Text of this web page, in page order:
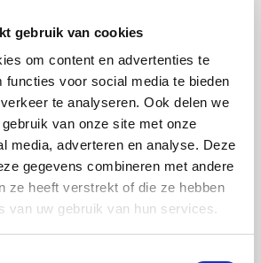
gebruik van cookies
om content en advertenties te
functies voor social media te bieden
te analyseren. Ook delen we
van onze site met onze
media, adverteren en analyse. Deze
gegevens combineren met andere
ze heeft verstrekt of die ze hebben
van uw gebruik van hun services.
en snijd het eventueel in
het fruit op de taart en besprenkel